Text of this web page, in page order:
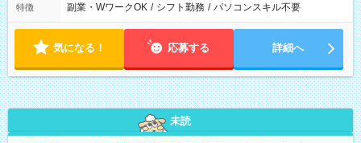
特徴 副業・WワークOK / シフト勤務 / パソコンスキル不要
気になる！ 応募する 詳細へ
未読